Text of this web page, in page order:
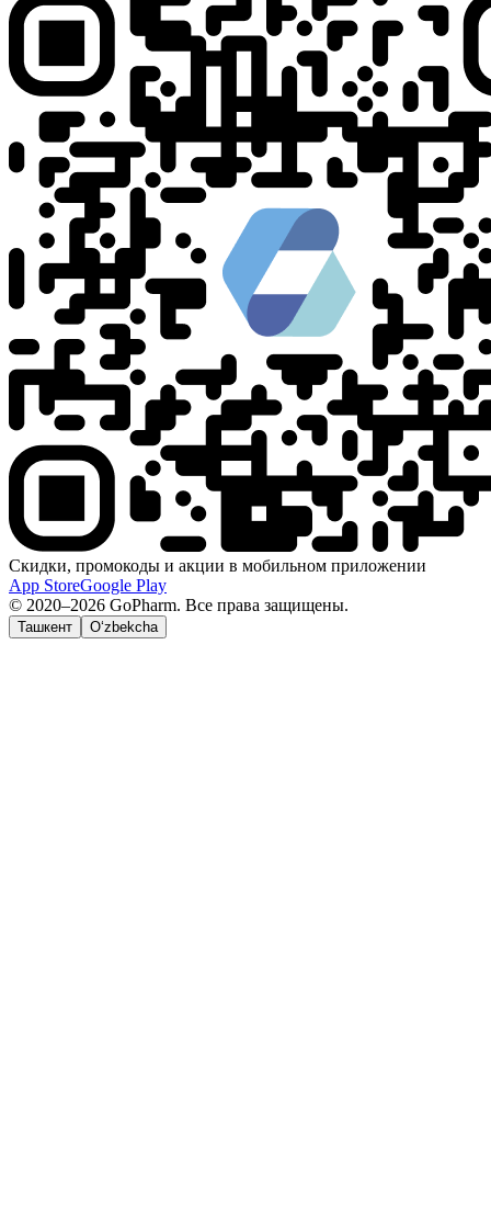
Скидки, промокоды и акции в мобильном приложении
App StoreGoogle Play
© 2020–2026 GoPharm. Все права защищены.
Ташкент O‘zbekcha